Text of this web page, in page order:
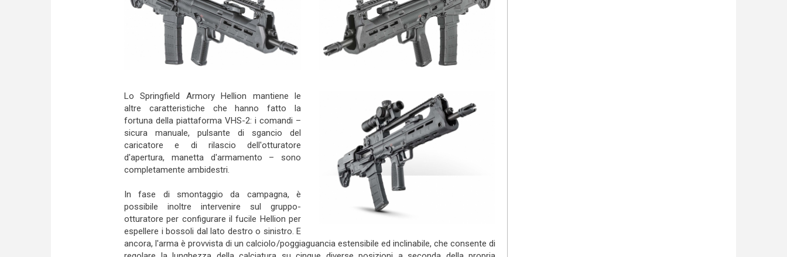
Lo Springfield Armory Hellion mantiene le
altre caratteristiche che hanno fatto la
fortuna della piattaforma VHS-2: i comandi –
sicura manuale, pulsante di sgancio del
caricatore e di rilascio dell'otturatore
d'apertura, manetta d'armamento – sono
completamente ambidestri.
In fase di smontaggio da campagna, è
possibile inoltre intervenire sul gruppo-
otturatore per configurare il fucile Hellion per
espellere i bossoli dal lato destro o sinistro. E
ancora, l'arma è provvista di un calciolo/poggiaguancia estensibile ed inclinabile, che consente di